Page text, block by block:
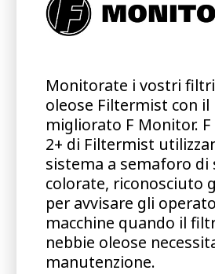
Monitorate i vostri
oleose Filtermist con il
migliorato F Monitor.
2+ di Filtermist
sistema a semaforo di
colorate, riconosciuto
per avvisare gli
macchine quando il
nebbie oleose
manutenzione.